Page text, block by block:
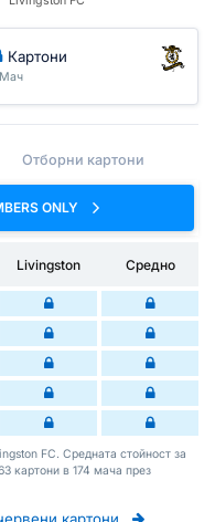
Картони
Отборни картони
ONLY
Livingston Средно
FC. Средната стойност за
картони в 174 мача през